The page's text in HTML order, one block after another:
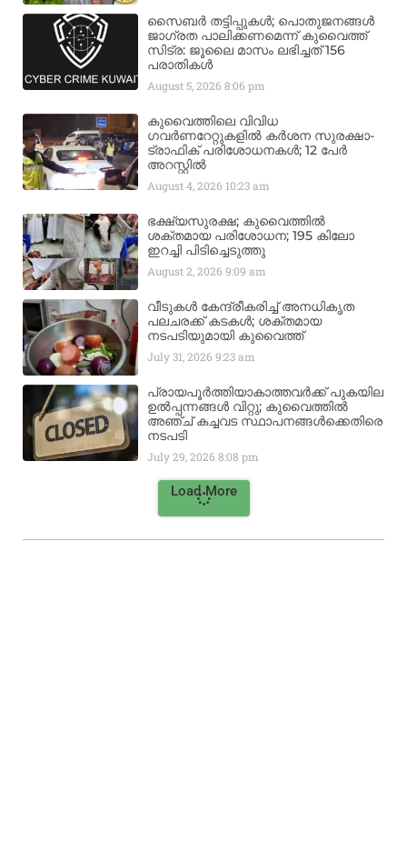
സൈബർ തട്ടിപ്പുകൾ; പൊതുജനങ്ങൾ
ജാഗ്രത പാലിക്കണമെന്ന് കുവൈത്ത്
സിട്ര: ജൂലൈ മാസം ലഭിച്ചത് 156
പരാതികൾ
August 5, 20268:06 pm
കുവൈത്തിലെ വിവിധ
ഗവർണറേറ്റുകളിൽ കർശന സുരക്ഷാ-
ട്രാഫിക് പരിശോധനകൾ; 12 പേർ
അറസ്റ്റിൽ
August 4, 2026 10:23 am
ഭക്ഷ്യസുരക്ഷ; കുവൈത്തിൽ
ശക്തമായ പരിശോധന; 195 കിലോ
ഇറച്ചി പിടിച്ചെടുത്തു
August 2, 20269:09 am
വീടുകൾ കേന്ദ്രീകരിച്ച് അനധികൃത
പലചരക്ക് കടകൾ; ശക്തമായ
നടപടിയുമായി കുവൈത്ത്
July 31, 20269:23 am
പ്രായപൂർത്തിയാകാത്തവർക്ക് പുകയില
ഉൽപ്പന്നങ്ങൾ വിറ്റു; കുവൈത്തിൽ
അഞ്ച് കച്ചവട സ്ഥാപനങ്ങൾക്കെതിരെ
നടപടി
July 29, 20268:08 pm
Load More